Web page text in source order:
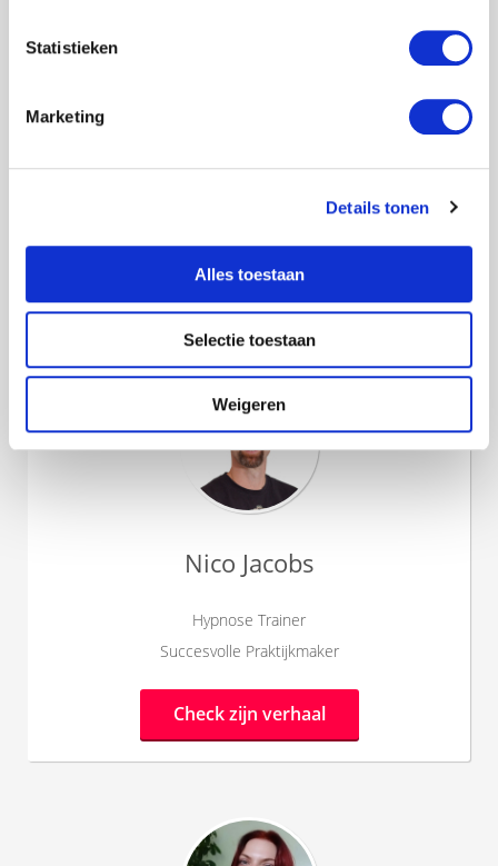
Statistieken
Marketing
Details tonen
Alles toestaan
Selectie toestaan
Weigeren
Check haar verhaal
Nico Jacobs
Hypnose Trainer
Succesvolle Praktijkmaker
Check zijn verhaal